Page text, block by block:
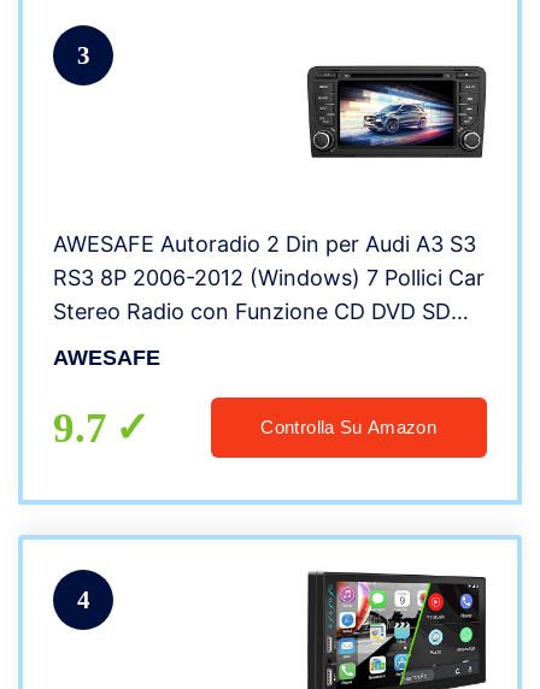
3
AWESAFE Autoradio 2 Din per Audi A3 S3
RS3 8P 2006-2012 (Windows) 7 Pollici Car
Stereo Radio con Funzione CD DVD SD
USB DAB Bluetooth MirrorLink Controllo
AWESAFE
9.7 Controlla Su Amazon
4